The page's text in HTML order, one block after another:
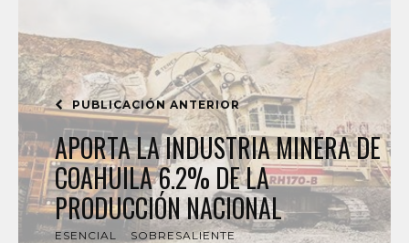
PUBLICACIÓN ANTERIOR
APORTA LA INDUSTRIA MINERA DE
COAHUILA 6.2% DE LA
PRODUCCIÓN NACIONAL
ESENCIAL SOBRESALIENTE